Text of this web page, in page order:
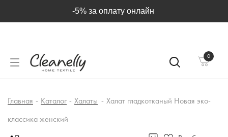
-5% за оплату онлайн
0
Главная - Каталог - Халаты - Халат гладкотканый Новая эко-
классика женский